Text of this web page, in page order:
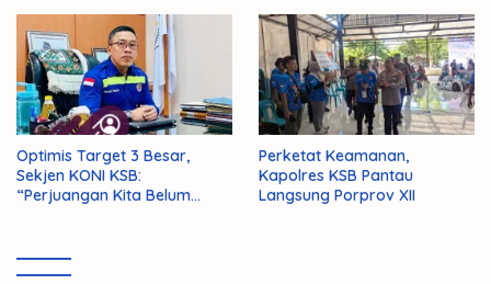
Optimis Target 3 Besar,
Sekjen KONI KSB:
“Perjuangan Kita Belum
Perketat Keamanan,
Kapolres KSB Pantau
Langsung Porprov XII